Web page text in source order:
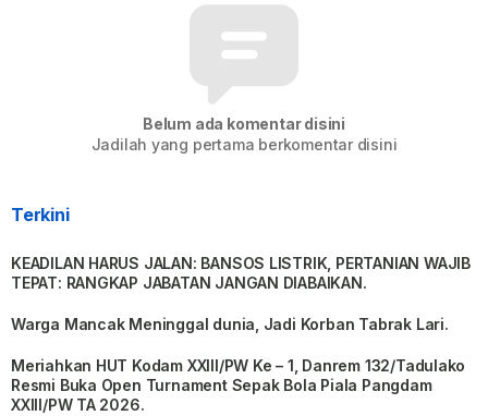
Belum ada komentar disini
Jadilah yang pertama berkomentar disini
Terkini
KEADILAN HARUS JALAN: BANSOS LISTRIK, PERTANIAN WAJIB
TEPAT: RANGKAP JABATAN JANGAN DIABAIKAN.
Warga Mancak Meninggal dunia, Jadi Korban Tabrak Lari.
Meriahkan HUT Kodam XXIII/PW Ke – 1, Danrem 132/Tadulako
Resmi Buka Open Turnament Sepak Bola Piala Pangdam
XXIII/PW TA 2026.